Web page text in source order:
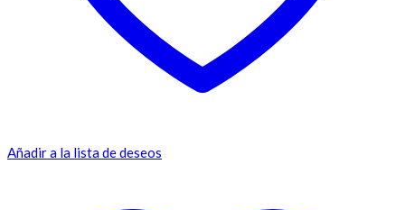
Añadir a la lista de deseos